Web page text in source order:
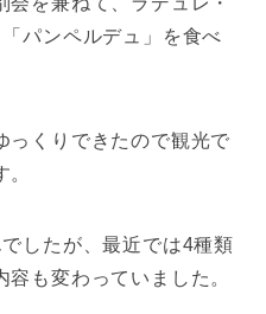
パンペルデュ」を食べ
っくりできたので観光で
したが、最近では4種類
も変わっていました。